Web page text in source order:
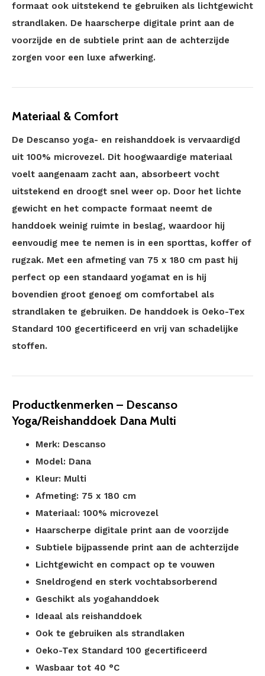
formaat ook uitstekend te gebruiken als lichtgewicht
strandlaken. De haarscherpe digitale print aan de
voorzijde en de subtiele print aan de achterzijde
zorgen voor een luxe afwerking.
Materiaal & Comfort
De Descanso yoga- en reishanddoek is vervaardigd
uit 100% microvezel. Dit hoogwaardige materiaal
voelt aangenaam zacht aan, absorbeert vocht
uitstekend en droogt snel weer op. Door het lichte
gewicht en het compacte formaat neemt de
handdoek weinig ruimte in beslag, waardoor hij
eenvoudig mee te nemen is in een sporttas, koffer of
rugzak. Met een afmeting van 75 x 180 cm past hij
perfect op een standaard yogamat en is hij
bovendien groot genoeg om comfortabel als
strandlaken te gebruiken. De handdoek is Oeko-Tex
Standard 100 gecertificeerd en vrij van schadelijke
stoffen.
Productkenmerken – Descanso
Yoga/Reishanddoek Dana Multi
Merk: Descanso
Model: Dana
Kleur: Multi
Afmeting: 75 x 180 cm
Materiaal: 100% microvezel
Haarscherpe digitale print aan de voorzijde
Subtiele bijpassende print aan de achterzijde
Lichtgewicht en compact op te vouwen
Sneldrogend en sterk vochtabsorberend
Geschikt als yogahanddoek
Ideaal als reishanddoek
Ook te gebruiken als strandlaken
Oeko-Tex Standard 100 gecertificeerd
Wasbaar tot 40 °C